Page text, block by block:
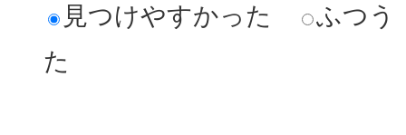
見つけやすかった
ふつう
た